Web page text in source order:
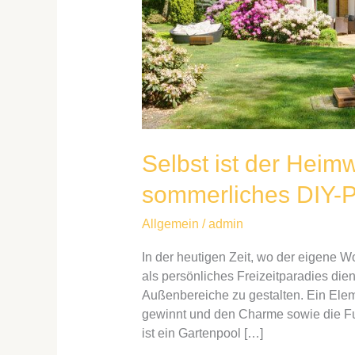
Selbst ist der
sommerliches DIY-
Allgemein /admin
In der heutigen Zeit, wo der eigene
als persönliches Freizeitparadies
Außenbereiche zu gestalten. Ein
gewinnt und den Charme sowie die
ist ein Gartenpool […]
der
Heimwerker:
Ein
Holzpool
als
sommerliches
DIY-